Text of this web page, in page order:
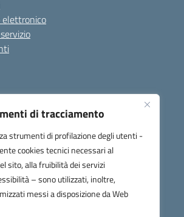
di tracciamento
strumenti di profilazione degli utenti -
cookies tecnici necessari al
sito, alla fruibilità dei servizi
– sono utilizzati, inoltre,
messi a disposizione da Web
elettronico